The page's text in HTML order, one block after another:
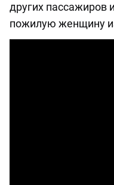
других пассажиров
пожилую женщину